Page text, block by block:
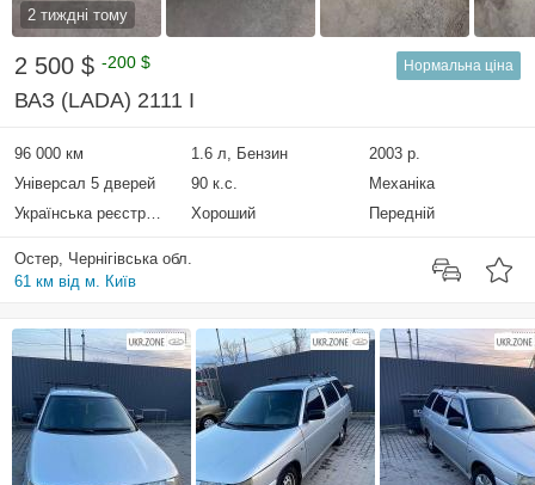
2 тиждні тому
2 500 $ -200 $ Нормальна ціна
ВАЗ (LADA) 2111 I
96 000 км 1.6 л, Бензин
2003 р.
Універсал 5 дверей
90 к.с.
Механіка
Українська реєстрація
Хороший Передній
Остер, Чернігівська обл.
61 км від м. Київ